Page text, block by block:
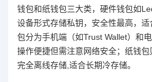
钱包和纸钱包三大类，硬件钱包如
设备形式存储私钥，安全性最高，
包分为手机端（如Trust Wallet）和
操作便捷但需注意网络安全；纸钱包
完全离线存储,适合长期冷存储。